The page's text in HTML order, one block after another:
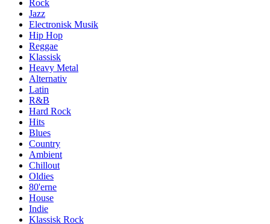
Rock
Jazz
Electronisk Musik
Hip Hop
Reggae
Klassisk
Heavy Metal
Alternativ
Latin
R&B
Hard Rock
Hits
Blues
Country
Ambient
Chillout
Oldies
80'erne
House
Indie
Klassisk Rock